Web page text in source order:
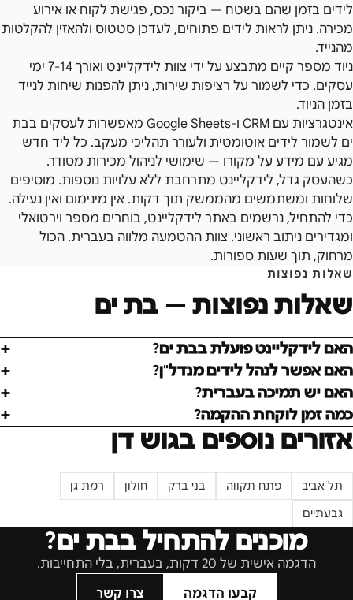
לידים בזמן שהם בשטח — ביקור נכס, פגישת לקוח או אירוע
מכירה. ניתן לראות לידים פתוחים, לעדכן סטטוס ולהאזין להקלטות
מהנייד.
ניוד מספר קיים מתבצע על ידי צוות לידקליינט ואורך 7-14 ימי
עסקים. כדי לשמור על רציפות שירות, ניתן להפנות שיחות לנייד
בזמן הניוד.
אינטגרציות עם CRM ו-Google Sheets מאפשרות לעסקים בבת
ים לשמור לידים אוטומטית ולעורר תהליכי מעקב. כל ליד חדש
מגיע עם מידע על מקורו — שימושי לניהול מכירות מסודר.
כשהעסק גדל, לידקליינט מתרחבת ללא עלויות נוספות. מוסיפים
שלוחות ומשתמשים מהממשק תוך דקות. אין מינימום ואין נעילה.
כדי להתחיל, נרשמים באתר לידקליינט, בוחרים מספר וירטואלי
ומגדירים ניתוב ראשוני. צוות ההטמעה מלווה בעברית. הכול
מרחוק, תוך שעות ספורות.
שאלות נפוצות
שאלות נפוצות — בת ים
האם לידקליינט פועלת בבת ים?
האם אפשר לנהל לידים מנדל"ן?
האם יש תמיכה בעברית?
כמה זמן לוקחת ההקמה?
אזורים נוספים בגוש דן
תל אביב פתח תקווה בני ברק חולון
רמת גן
גבעתיים
מוכנים להתחיל בבת ים?
הדגמה אישית של 20 דקות, בעברית, בלי התחייבות.
קבעו הדגמה
צרו קשר